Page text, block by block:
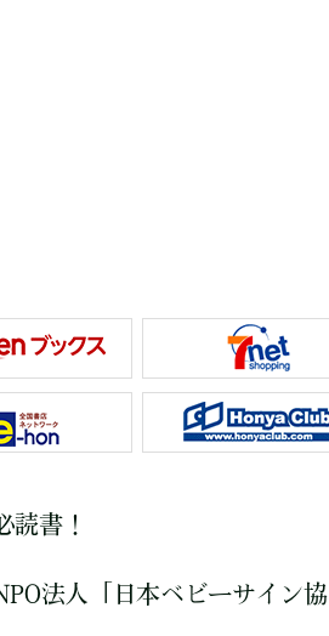
読書！
法人「日本ベビーサイン協